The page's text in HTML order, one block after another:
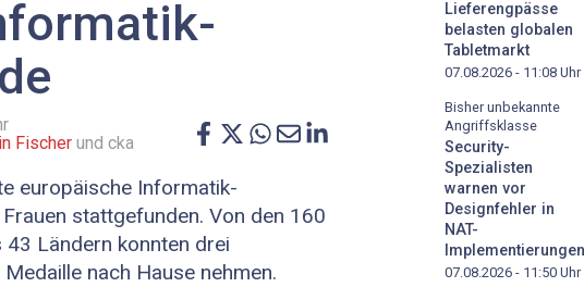
Fischer und cka
europäische Informatik-
stattgefunden. Von den 160
43 Ländern konnten drei
nach Hause nehmen.
Lieferengpässe
belasten globalen
Tabletmarkt
07.08.2026 - 11:08 Uhr
Bisher unbekannte
Angriffsklasse
Security-
Spezialisten
warnen vor
Designfehler in
NAT-
Implementierungen
07.08.2026 - 11:50 Uhr